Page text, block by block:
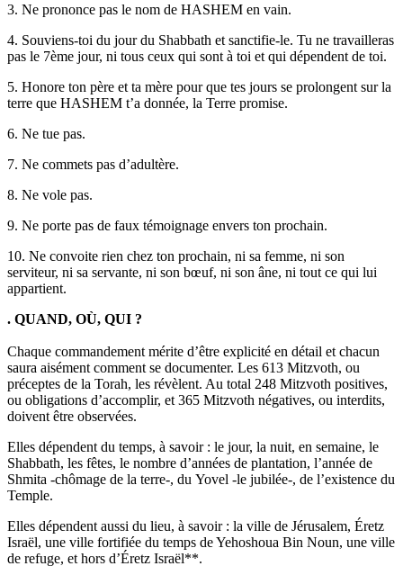
3. Ne prononce pas le nom de HASHEM en vain.
4. Souviens-toi du jour du Shabbath et sanctifie-le. Tu ne travailleras
pas le 7ème jour, ni tous ceux qui sont à toi et qui dépendent de toi.
5. Honore ton père et ta mère pour que tes jours se prolongent sur la
terre que HASHEM t’a donnée, la Terre promise.
6. Ne tue pas.
7. Ne commets pas d’adultère.
8. Ne vole pas.
9. Ne porte pas de faux témoignage envers ton prochain.
10. Ne convoite rien chez ton prochain, ni sa femme, ni son
serviteur, ni sa servante, ni son bœuf, ni son âne, ni tout ce qui lui
appartient.
. QUAND, OÙ, QUI ?
Chaque commandement mérite d’être explicité en détail et chacun
saura aisément comment se documenter. Les 613 Mitzvoth, ou
préceptes de la Torah, les révèlent. Au total 248 Mitzvoth positives,
ou obligations d’accomplir, et 365 Mitzvoth négatives, ou interdits,
doivent être observées.
Elles dépendent du temps, à savoir : le jour, la nuit, en semaine, le
Shabbath, les fêtes, le nombre d’années de plantation, l’année de
Shmita -chômage de la terre-, du Yovel -le jubilée-, de l’existence du
Temple.
Elles dépendent aussi du lieu, à savoir : la ville de Jérusalem, Éretz
Israël, une ville fortifiée du temps de Yehoshoua Bin Noun, une ville
de refuge, et hors d’Éretz Israël**.